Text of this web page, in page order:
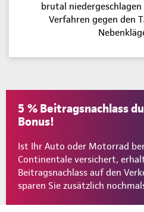
brutal
Verfahren gegen den
5 % Beitragsnachlass
Bonus!
Ist Ihr Auto oder Motorrad
Continentale versichert,
Beitragsnachlass auf den
sparen Sie zusätzlich